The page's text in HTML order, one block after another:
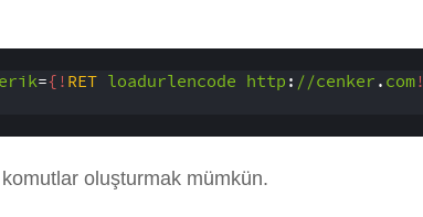
={!RET loadurlencode http: //cenker.com
oluşturmak mümkün.